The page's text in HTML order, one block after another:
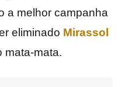
a melhor campanha
eliminado Mirassol
mata-mata.